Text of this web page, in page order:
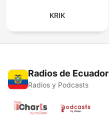
KRIK
Radios de Ecuador
Radios y Podcasts